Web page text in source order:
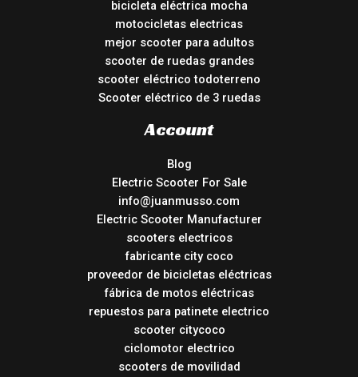
bicicleta eléctrica mocha
motocicletas electricas
mejor scooter para adultos
scooter de ruedas grandes
scooter eléctrico todoterreno
Scooter eléctrico de 3 ruedas
Account
Blog
Electric Scooter For Sale
info@juanmusso.com
Electric Scooter Manufacturer
scooters electricos
fabricante city coco
proveedor de bicicletas eléctricas
fábrica de motos eléctricas
repuestos para patinete electrico
scooter citycoco
ciclomotor electrico
scooters de movilidad